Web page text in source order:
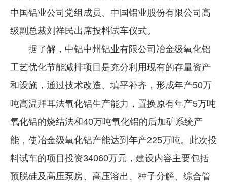
数字报
中国铝业公司党组成员、中国铝业股份有限公司高
级副总裁刘祥民出席投料试车仪式。
据了解，中铝中州铝业有限公司冶金级氧化铝
工艺优化节能减排项目是充分利用现有的存量资产
和设施，通过技术改造、填平补齐，形成年产50万
吨高温拜耳法氧化铝生产能力，置换原有年产5万吨
氧化铝的烧结法和40万吨氧化铝的后加矿系统产
能，使冶金级氧化铝产能达到年产225万吨。此次投
料试车的项目投资34060万元，建设内容主要包括
预脱硅及高压泵房、高压溶出、种子分解、综合管